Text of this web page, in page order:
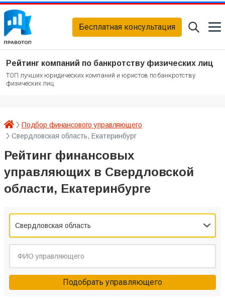
Бесплатная консультация
Рейтинг компаний по банкротству физических лиц
ТОП лучших юридических компаний и юристов по банкротству
физических лиц
Подбор финансового управляющего
Свердловская область, Екатеринбург
Рейтинг финансовых
управляющих в Свердловской
области, Екатеринбурге
Свердловская область
Подобрать управляющего